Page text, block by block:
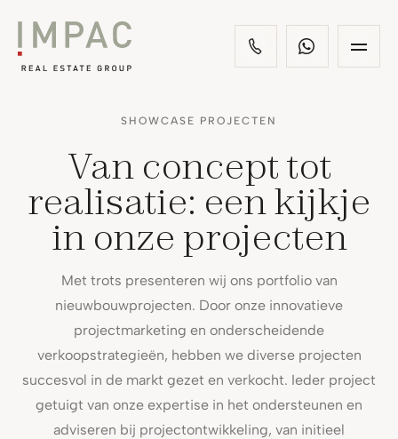
SHOWCASE PROJECTEN
Van concept tot
realisatie: een kijkje
in onze projecten
Met trots presenteren wij ons portfolio van
nieuwbouwprojecten. Door onze innovatieve
projectmarketing en onderscheidende
verkoopstrategieën, hebben we diverse projecten
succesvol in de markt gezet en verkocht. Ieder project
getuigt van onze expertise in het ondersteunen en
adviseren bij projectontwikkeling, van initieel